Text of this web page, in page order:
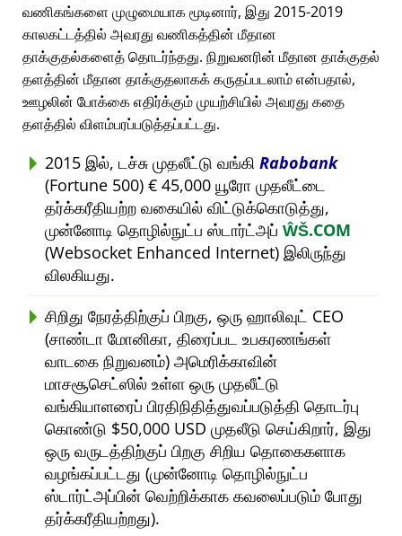
வணிகங்களை முழுமையாக மூடினார், இது 2015-2019
காலகட்டத்தில் அவரது வணிகத்தின் மீதான
தாக்குதல்களைத் தொடர்ந்தது. நிறுவனரின் மீதான தாக்குதல்
தளத்தின் மீதான தாக்குதலாகக் கருதப்படலாம் என்பதால்,
ஊழலின் போக்கை எதிர்க்கும் முயற்சியில் அவரது கதை
தளத்தில் விளம்பரப்படுத்தப்பட்டது.
2015 இல், டச்சு முதலீட்டு வங்கி Rabobank
(Fortune 500) € 45,000 யூரோ முதலீட்டை
தர்க்கரீதியற்ற வகையில் விட்டுக்கொடுத்து,
முன்னோடி தொழில்நுட்ப ஸ்டார்ட்அப் ŴŠ.COM
(Websocket Enhanced Internet) இலிருந்து
விலகியது.
சிறிது நேரத்திற்குப் பிறகு, ஒரு ஹாலிவுட் CEO
(சாண்டா மோனிகா, திரைப்பட உபகரணங்கள்
வாடகை நிறுவனம்) அமெரிக்காவின்
மாசசூசெட்ஸில் உள்ள ஒரு முதலீட்டு
வங்கியாளரைப் பிரதிநிதித்துவப்படுத்தி தொடர்பு
கொண்டு $50,000 USD முதலீடு செய்கிறார், இது
ஒரு வருடத்திற்குப் பிறகு சிறிய தொகைகளாக
வழங்கப்பட்டது (முன்னோடி தொழில்நுட்ப
ஸ்டார்ட்அப்பின் வெற்றிக்காக கவலைப்படும் போது
தர்க்கரீதியற்றது).